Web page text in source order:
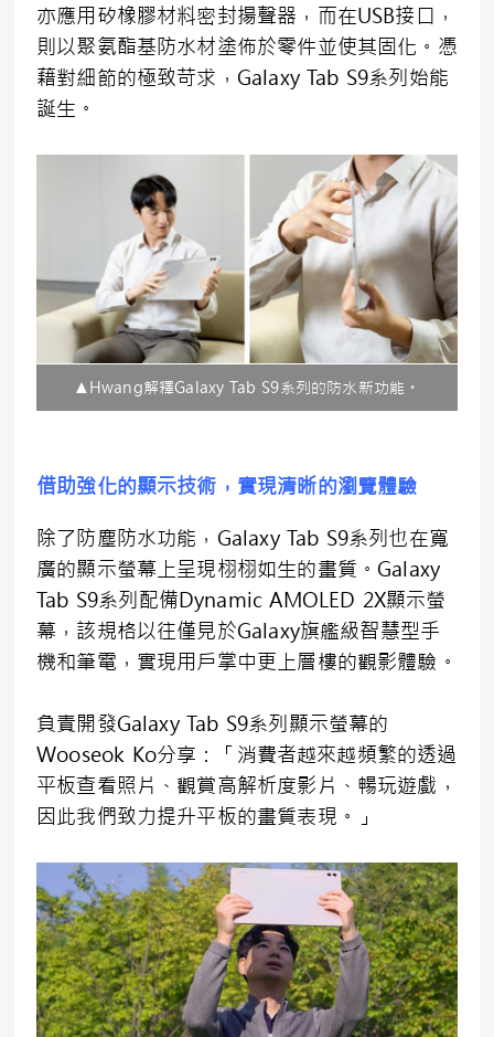
亦應用矽橡膠材料密封揚聲器，而在USB接口，
則以聚氨酯基防水材塗佈於零件並使其固化。憑
藉對細節的極致苛求，Galaxy Tab S9系列始能
誕生。
▲Hwang解釋Galaxy Tab S9系列的防水新功能。
借助強化的顯示技術，實現清晰的瀏覽體驗
除了防塵防水功能，Galaxy Tab S9系列也在寬
廣的顯示螢幕上呈現栩栩如生的畫質。Galaxy
Tab S9系列配備Dynamic AMOLED 2X顯示螢
幕，該規格以往僅見於Galaxy旗艦級智慧型手
機和筆電，實現用戶掌中更上層樓的觀影體驗。
負責開發Galaxy Tab S9系列顯示螢幕的
Wooseok Ko分享：「消費者越來越頻繁的透過
平板查看照片、觀賞高解析度影片、暢玩遊戲，
因此我們致力提升平板的畫質表現。」